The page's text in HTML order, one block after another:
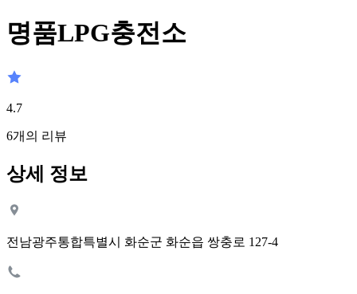
명품LPG충전소
4.7
6개의 리뷰
상세 정보
전남광주통합특별시 화순군 화순읍 쌍충로 127-4